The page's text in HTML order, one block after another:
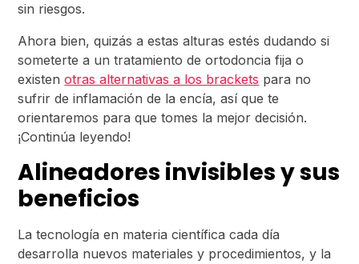
sin riesgos.
Ahora bien, quizás a estas alturas estés dudando si
someterte a un tratamiento de ortodoncia fija o
existenotras alternativas a los brackets para no
sufrir de inflamación de la encía, así que te
orientaremos para que tomes la mejor decisión.
¡Continúa leyendo!
Alineadores invisibles y sus
beneficios
La tecnología en materia científica cada día
desarrolla nuevos materiales y procedimientos, y la